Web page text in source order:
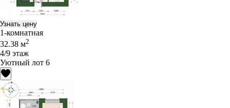
Узнать цену
1-комнатная
32.38 м2
4/9 этаж
Уютный лот 6